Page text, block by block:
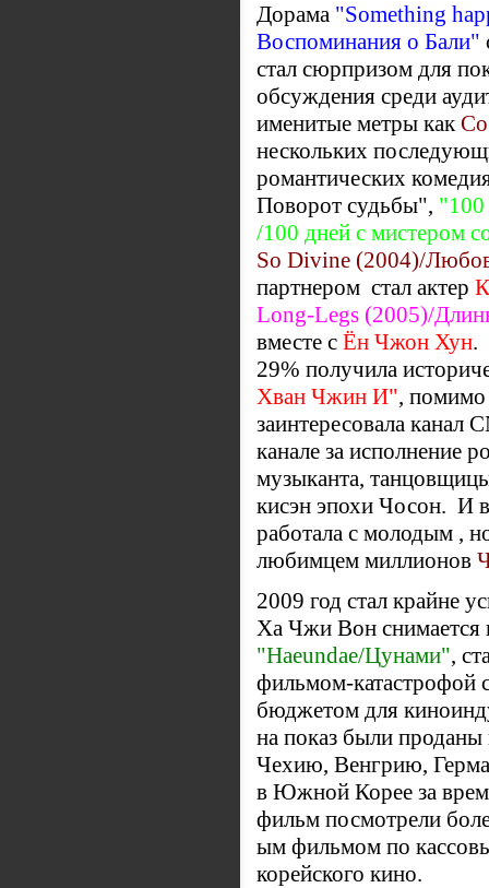
Дорама "Something
Воспоминания о Бали"
стал сюрпризом для
обсуждения среди
именитые метры как
нескольких
романтических
Поворот судьбы",
/100 дней с мистером
So Divine (2004)/
партнером стал актер
Long-Legs (2005)/
вместе с Ён Чжон Хун.
29% получила
Хван Чжин И",
заинтересовала канал
канале за исполнение
музыканта,
кисэн эпохи Чосон. И
работала с молодым ,
любимцем миллионов
2009 год стал крайне
Ха Чжи Вон снимается
"Haeundae/Цунами",
фильмом-катастрофой
бюджетом для
на показ были
Чехию, Венгрию,
в Южной Корее за
фильм посмотрели
ым фильмом по
корейского кино.